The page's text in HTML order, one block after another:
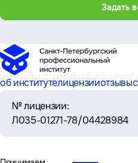
Задать
об институтелицензииотзывы
№ лицензии:
Л035-01271-78/04428984